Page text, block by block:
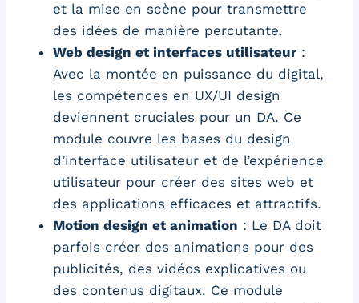
et la mise en scène pour transmettre
des idées de manière percutante.
Web design et interfaces utilisateur :
Avec la montée en puissance du digital,
les compétences en UX/UI design
deviennent cruciales pour un DA. Ce
module couvre les bases du design
d’interface utilisateur et de l’expérience
utilisateur pour créer des sites web et
des applications efficaces et attractifs.
Motion design et animation : Le DA doit
parfois créer des animations pour des
publicités, des vidéos explicatives ou
des contenus digitaux. Ce module